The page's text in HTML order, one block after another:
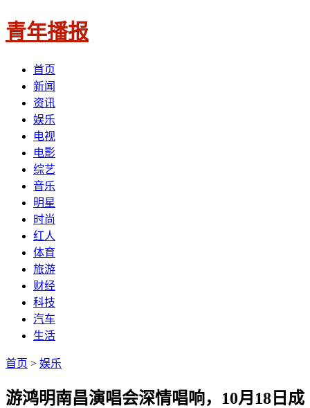
青年播报
首页
新闻
资讯
娱乐
电视
电影
综艺
音乐
明星
时尚
红人
体育
旅游
财经
科技
汽车
生活
首页 > 娱乐
游鸿明南昌演唱会深情唱响，10月18日成